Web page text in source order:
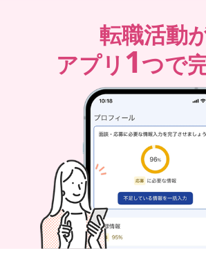
転職活動
アプリ 1つで